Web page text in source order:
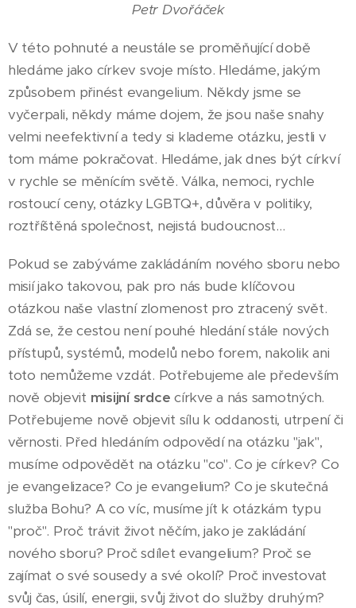
Petr Dvořáček
V této pohnuté a neustále se proměňující době
hledáme jako církev svoje místo. Hledáme, jakým
způsobem přinést evangelium. Někdy jsme se
vyčerpali, někdy máme dojem, že jsou naše snahy
velmi neefektivní a tedy si klademe otázku, jestli v
tom máme pokračovat. Hledáme, jak dnes být církví
v rychle se měnícím světě. Válka, nemoci, rychle
rostoucí ceny, otázky LGBTQ+, důvěra v politiky,
roztříštěná společnost, nejistá budoucnost...
Pokud se zabýváme zakládáním nového sboru nebo
misií jako takovou, pak pro nás bude klíčovou
otázkou naše vlastní zlomenost pro ztracený svět.
Zdá se, že cestou není pouhé hledání stále nových
přístupů, systémů, modelů nebo forem, nakolik ani
toto nemůžeme vzdát. Potřebujeme ale především
nově objevit misijní srdce církve a nás samotných.
Potřebujeme nově objevit sílu k oddanosti, utrpení či
věrnosti. Před hledáním odpovědí na otázku "jak",
musíme odpovědět na otázku "co". Co je církev? Co
je evangelizace? Co je evangelium? Co je skutečná
služba Bohu? A co víc, musíme jít k otázkám typu
"proč". Proč trávit život něčím, jako je zakládání
nového sboru? Proč sdílet evangelium? Proč se
zajímat o své sousedy a své okolí? Proč investovat
svůj čas, úsilí, energii, svůj život do služby druhým?